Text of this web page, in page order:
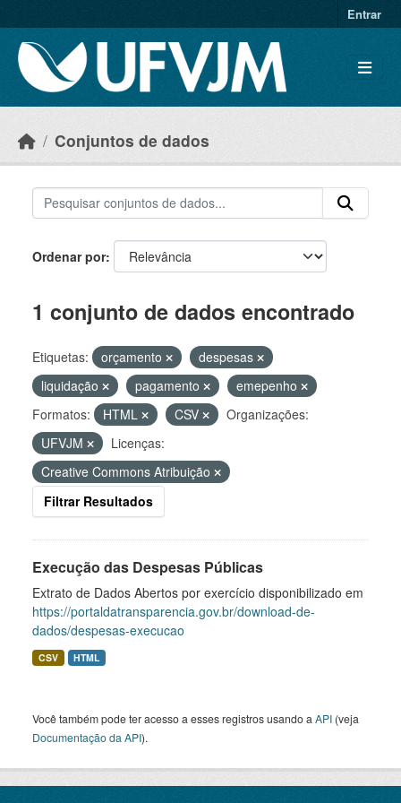
Entrar
Conjuntos de dados
Ordenar por
1 conjunto de dados encontrado
Etiquetas: orçamento
despesas
liquidação
pagamento
emepenho
Formatos:
HTML CSV
Organizações:
UFVJM
Licenças:
Creative Commons Atribuição
Filtrar Resultados
Execução das Despesas Públicas
Extrato de Dados Abertos por exercício disponibilizado em
https://portaldatransparencia.gov.br/download-de-
dados/despesas-execucao
CSV HTML
Você também pode ter acesso a esses registros usando a API (veja
Documentação da API).